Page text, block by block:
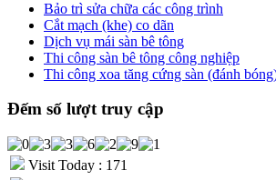
Bảo trì sửa chữa các công trình
Cắt mạch (khe) co dãn
Dịch vụ mái sàn bê tông
Thi công sàn bê tông công nghiệp
Thi công xoa tăng cứng sàn (đánh
Đếm số lượt truy cập
Visit Today : 171